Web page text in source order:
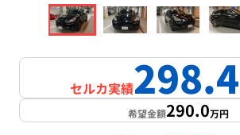
セルカ実績298.4
希望金額290.0万円